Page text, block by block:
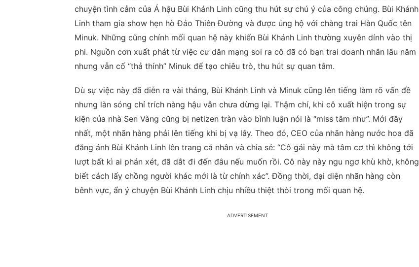
chuyện tình cảm của Á hậu Bùi Khánh Linh cũng thu hút sự chú ý của công chúng. Bùi Khánh
Linh tham gia show hẹn hò Đảo Thiên Đường và được ủng hộ với chàng trai Hàn Quốc tên
Minuk. Những cũng chính mối quan hệ này khiến Bùi Khánh Linh thường xuyên dính vào thị
phi. Nguồn cơn xuất phát từ việc cư dân mạng soi ra cô đã có bạn trai doanh nhân lâu năm
nhưng vẫn cố “thả thính” Minuk để tạo chiêu trò, thu hút sự quan tâm.
Dù sự việc này đã diễn ra vài tháng, Bùi Khánh Linh và Minuk cũng lên tiếng làm rõ vấn đề
nhưng làn sóng chỉ trích nàng hậu vẫn chưa dừng lại. Thậm chí, khi cô xuất hiện trong sự
kiện của nhà Sen Vàng cũng bị netizen tràn vào bình luận nói là “miss tâm như”. Mới đây
nhất, một nhãn hàng phải lên tiếng khi bị vạ lây. Theo đó, CEO của nhãn hàng nước hoa đã
đăng ảnh Bùi Khánh Linh lên trang cá nhân và chia sẻ: “Cô gái này mà tâm cơ thì không tới
lượt bất kì ai phán xét, đã dắt đi đến đâu nếu muốn rồi. Cô này này ngu ngơ khù khờ, không
biết cách lấy chồng người khác mới là từ chính xác”. Đồng thời, đại diện nhãn hàng còn
bênh vực, ẩn ý chuyện Bùi Khánh Linh chịu nhiều thiệt thòi trong mối quan hệ.